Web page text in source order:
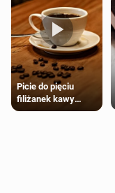
Picie do pięciu
filiżanek kawy
dziennie jest